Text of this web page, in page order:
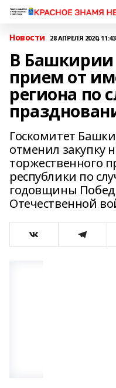
Новости 28 АПРЕЛЯ 2020, 11:43
В
прием от
региона по
Госкомитет
отменил закупку
торжественного
республики по
годовщины
Отечественной